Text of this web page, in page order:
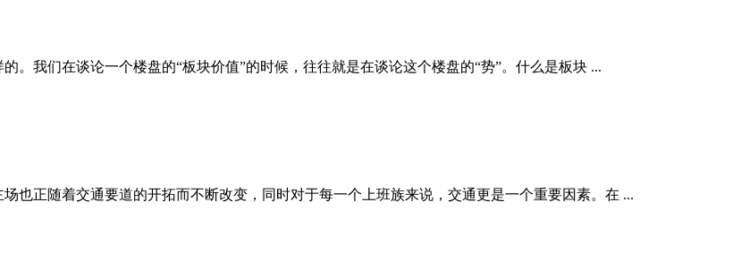
。我们在谈论一个楼盘的“板块价值”的时候，往往就是在谈论这个楼盘的“势”。什么是板块 ...
也正随着交通要道的开拓而不断改变，同时对于每一个上班族来说，交通更是一个重要因素。在 ...